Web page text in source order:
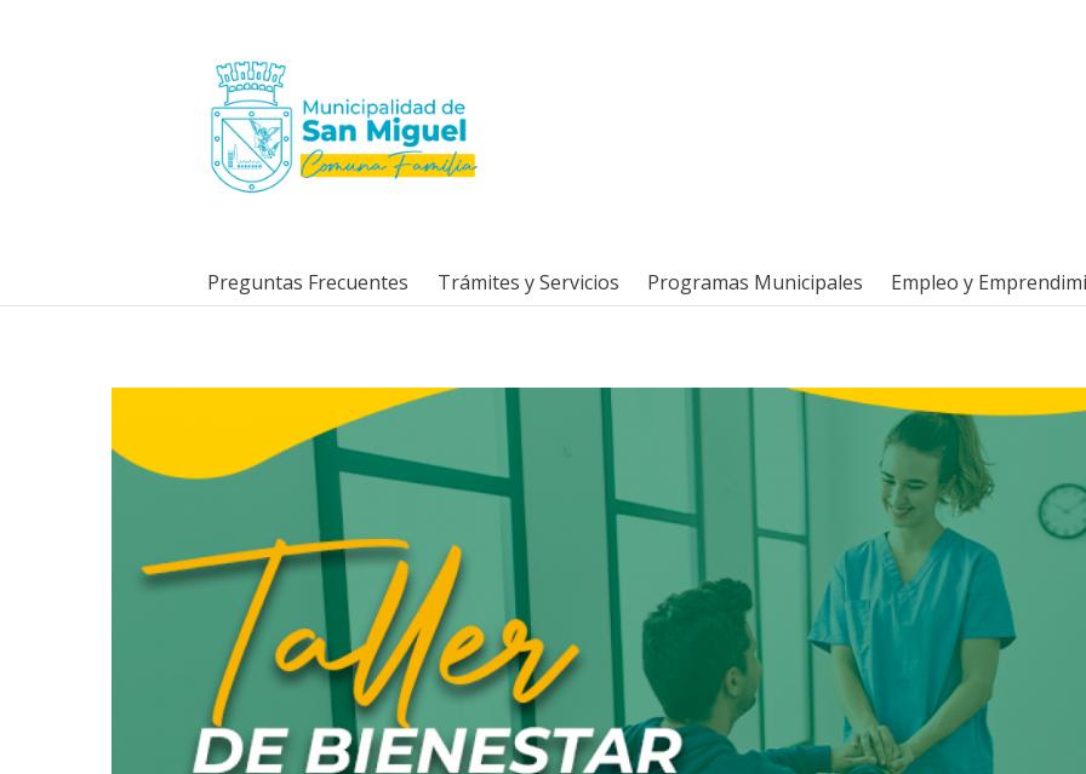
Preguntas Frecuentes Trámites y Servicios Programas Municipales Empleo y